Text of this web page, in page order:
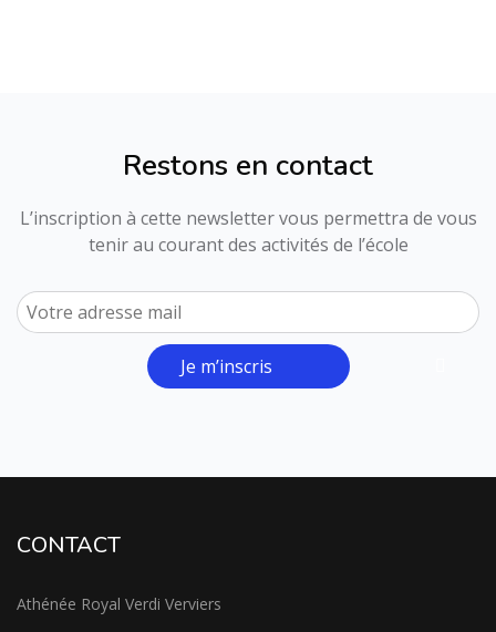
Restons en contact
L’inscription à cette newsletter vous permettra de vous
tenir au courant des activités de l’école
Je m’inscris
CONTACT
Athénée Royal Verdi Verviers